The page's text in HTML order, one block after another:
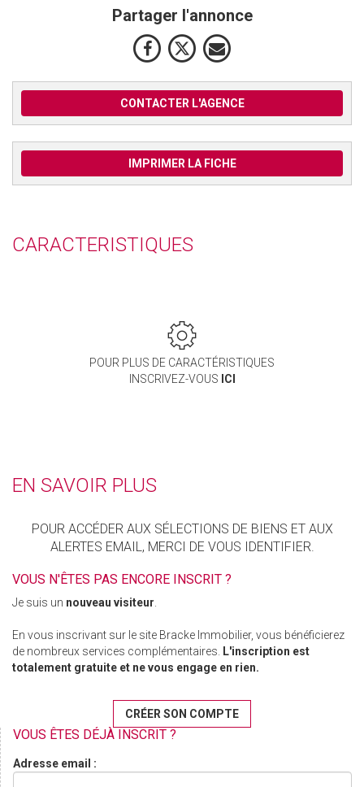
Partager l'annonce
CONTACTER L'AGENCE
IMPRIMER LA FICHE
CARACTERISTIQUES
POUR PLUS DE CARACTÉRISTIQUES
INSCRIVEZ-VOUS ICI
EN SAVOIR PLUS
POUR ACCÉDER AUX SÉLECTIONS DE BIENS ET AUX
ALERTES EMAIL, MERCI DE VOUS IDENTIFIER.
VOUS N'ÊTES PAS ENCORE INSCRIT ?
Je suis un nouveau visiteur.
En vous inscrivant sur le site Bracke Immobilier, vous bénéficierez
de nombreux services complémentaires. L'inscription est
totalement gratuite et ne vous engage en rien.
CRÉER SON COMPTE
VOUS ÊTES DÉJÀ INSCRIT ?
Adresse email :